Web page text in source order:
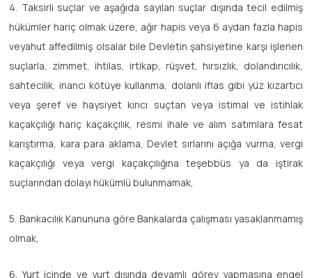
4. Taksirli suçlar ve aşağıda sayılan suçlar dışında tecil edilmiş
hükümler hariç olmak üzere, ağır hapis veya 6 aydan fazla hapis
veyahut affedilmiş olsalar bile Devletin şahsiyetine karşı işlenen
suçlarla, zimmet, ihtilas, irtikap, rüşvet, hırsızlık, dolandırıcılık,
sahtecilik, inancı kötüye kullanma, dolanlı iflas gibi yüz kızartıcı
veya şeref ve haysiyet kırıcı suçtan veya istimal ve istihlak
kaçakçılığı hariç kaçakçılık, resmi ihale ve alım satımlara fesat
karıştırma, kara para aklama, Devlet sırlarını açığa vurma, vergi
kaçakçılığı veya vergi kaçakçılığına teşebbüs ya da iştirak
suçlarından dolayı hükümlü bulunmamak,
5. Bankacılık Kanununa göre Bankalarda çalışması yasaklanmamış
olmak,
6. Yurt içinde ve yurt dışında devamlı görev yapmasına engel